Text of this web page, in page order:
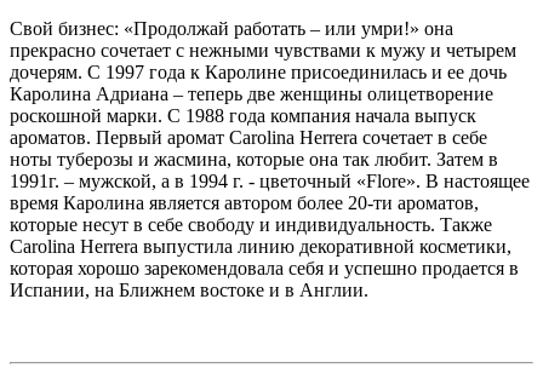
Свой бизнес: «Продолжай работать – или умри!» она
прекрасно сочетает с нежными чувствами к мужу и четырем
дочерям. С 1997 года к Каролине присоединилась и ее дочь
Каролина Адриана – теперь две женщины олицетворение
роскошной марки. С 1988 года компания начала выпуск
ароматов. Первый аромат Carolina Herrera сочетает в себе
ноты туберозы и жасмина, которые она так любит. Затем в
1991г. – мужской, а в 1994 г. - цветочный «Flore». В настоящее
время Каролина является автором более 20-ти ароматов,
которые несут в себе свободу и индивидуальность. Также
Carolina Herrera выпустила линию декоративной косметики,
которая хорошо зарекомендовала себя и успешно продается в
Испании, на Ближнем востоке и в Англии.